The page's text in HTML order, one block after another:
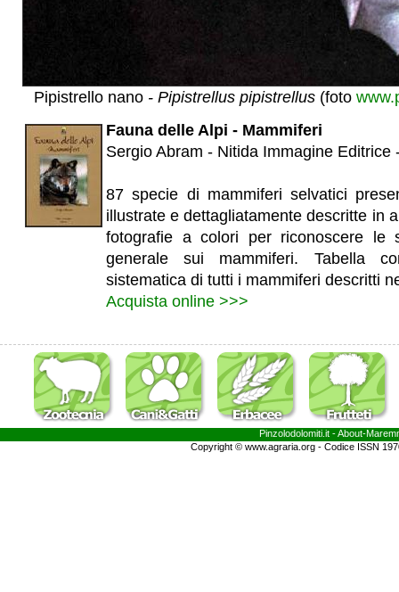
Pipistrello nano - Pipistrellus pipistrellus(foto
Fauna delle Alpi - Mammiferi
Sergio Abram - Nitida Immagine Editrice
87 specie di mammiferi selvatici
illustrate e dettagliatamente descritte in
fotografie a colori per riconoscere le
generale sui mammiferi. Tabella
sistematica di tutti i mammiferi descritti
Acquista online >>>
Pinzolodolomiti.it - About-
Copyright © www.agraria.org - Codice ISSN